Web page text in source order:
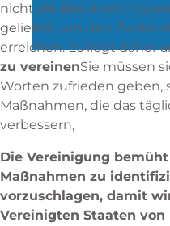
nicht die
geliefert, um den Punkt
erreichen. Es liegt daher
zu vereinenSie müssen
Worten zufrieden
Maßnahmen, die das
verbessern,
Die Vereinigung
Maßnahmen zu
vorzuschlagen, damit
Vereinigten Staaten von